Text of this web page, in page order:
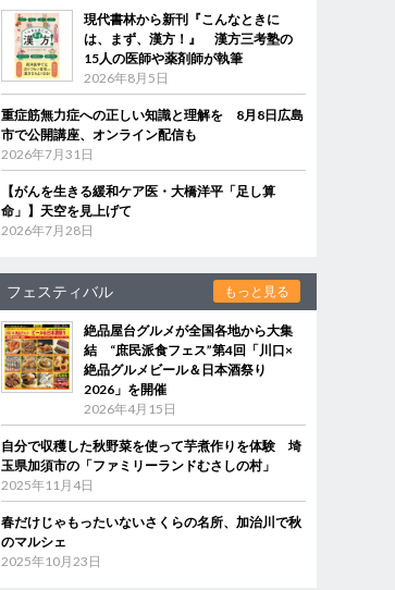
現代書林から新刊『こんなときに
は、まず、漢方！』 漢方三考塾の
15人の医師や薬剤師が執筆
2026年8月5日
重症筋無力症への正しい知識と理解を 8月8日広島
市で公開講座、オンライン配信も
2026年7月31日
【がんを生きる緩和ケア医・大橋洋平「足し算
命」】天空を見上げて
2026年7月28日
フェスティバル もっと見る
絶品屋台グルメが全国各地から大集
結 “庶民派食フェス”第4回「川口×
絶品グルメビール＆日本酒祭り
2026」を開催
2026年4月15日
自分で収穫した秋野菜を使って芋煮作りを体験 埼
玉県加須市の「ファミリーランドむさしの村」
2025年11月4日
春だけじゃもったいないさくらの名所、加治川で秋
のマルシェ
2025年10月23日